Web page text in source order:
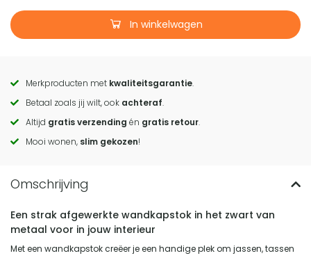
In winkelwagen
Call
to
actions
Merkproducten met kwaliteitsgarantie.
Betaal zoals jij wilt, ook achteraf.
Altijd gratis verzending én gratis retour.
Mooi wonen, slim gekozen!
Een strak afgewerkte wandkapstok in het zwart van
metaal voor in jouw interieur
Met een wandkapstok creëer je een handige plek om jassen, tassen